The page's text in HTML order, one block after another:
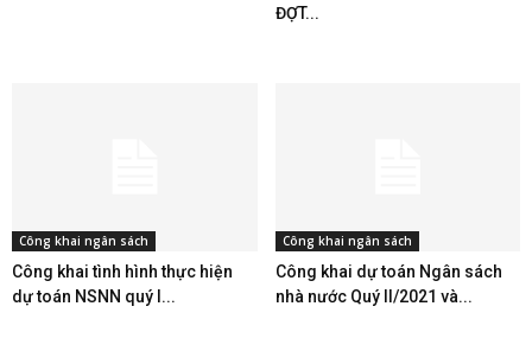
ĐỢT...
Công khai ngân sách
Công khai tình hình thực hiện
dự toán NSNN quý I...
Công khai ngân sách
Công khai dự toán Ngân sách
nhà nước Quý II/2021 và...